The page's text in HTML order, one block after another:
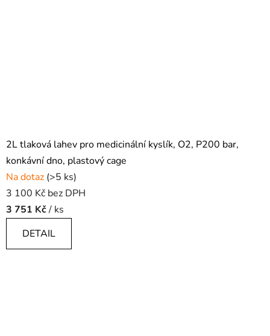
2L tlaková lahev pro medicinální kyslík, O2, P200 bar,
konkávní dno, plastový cage
Na dotaz (>5 ks)
3 100 Kč bez DPH
3 751 Kč/ ks
DETAIL